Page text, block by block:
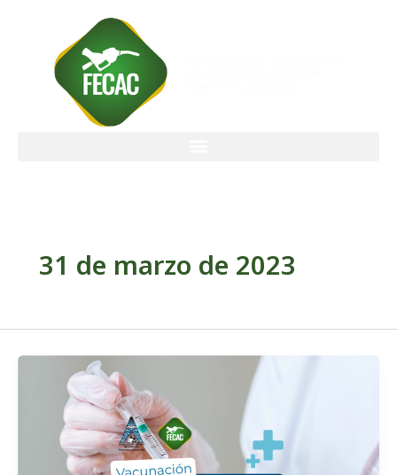
contenido
31 de marzo de 2023